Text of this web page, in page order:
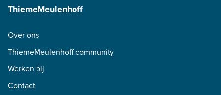
ThiemeMeulenhoff
Over ons
ThiemeMeulenhoff community
Werken bij
Contact